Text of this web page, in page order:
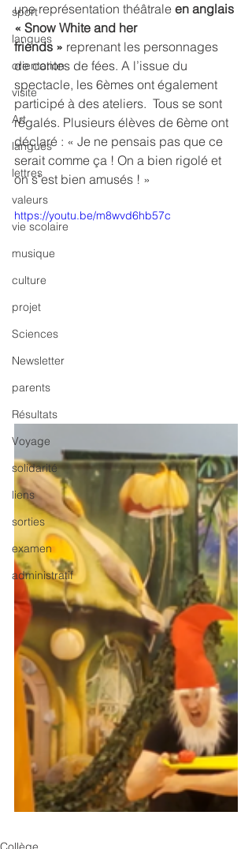
sport
langues
orientation
visite
Art
langues
lettres
valeurs
vie scolaire
musique
culture
projet
Sciences
Newsletter
parents
Résultats
Voyage
solidarité
liens
sorties
examen
administratif
une représentation théâtrale en anglais
« Snow White and her
friends » reprenant les personnages
de contes de fées. A l’issue du
spectacle, les 6èmes ont également
participé à des ateliers.  Tous se sont
régalés. Plusieurs élèves de 6ème ont
déclaré : « Je ne pensais pas que ce
serait comme ça ! On a bien rigolé et
on s’est bien amusés ! »
https://youtu.be/m8wvd6hb57c